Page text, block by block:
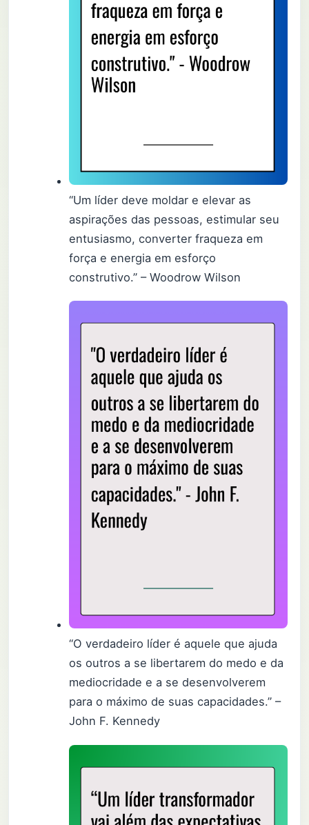
“Um líder deve moldar e elevar as
aspirações das pessoas, estimular seu
entusiasmo, converter fraqueza em
força e energia em esforço
construtivo.” – Woodrow Wilson
“O verdadeiro líder é aquele que ajuda
os outros a se libertarem do medo e da
mediocridade e a se desenvolverem
para o máximo de suas capacidades.” –
John F. Kennedy